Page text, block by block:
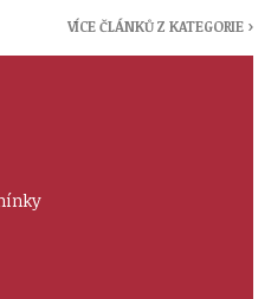
VÍCE ČLÁNKŮ Z KATEGORIE ›